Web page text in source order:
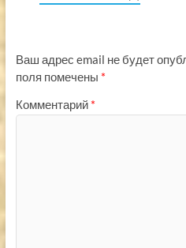
Ваш адрес email не будет
поля помечены *
Комментарий *